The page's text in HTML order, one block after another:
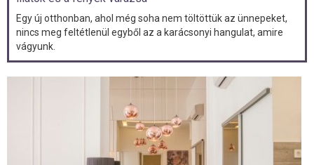
Egy új otthonban, ahol még soha nem töltöttük az ünnepeket,
nincs meg feltétlenül egyből az a karácsonyi hangulat, amire
vágyunk.